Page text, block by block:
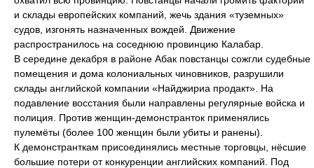
и склады европейских компаний, жечь здания «туземных»
судов, изгонять назначенных вождей. Движение
распространилось на соседнюю провинцию Калабар.
В середине декабря в районе Абак повстанцы сожгли судебные
помещения и дома колониальных чиновников, разрушили
склады английской компании «Найджириа продакт». На
подавление восстания были направлены регулярные войска и
полиция. Против женщин-демонстранток применялись
пулемёты (более 100 женщин были убиты и ранены).
К демонстранткам присоединялись местные торговцы, нёсшие
большие потери от конкуренции английских компаний. Под